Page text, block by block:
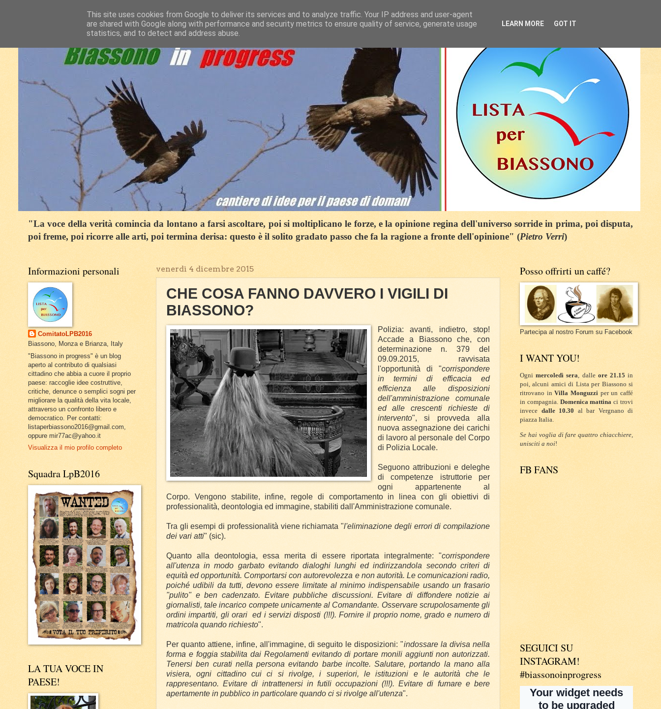
"La voce della verità comincia da lontano a farsi ascoltare, poi si moltiplicano le forze, e la opinione regina dell'universo sorride in prima, poi disputa,
poi freme, poi ricorre alle arti, poi termina derisa: questo è il solito gradato passo che fa la ragione a fronte dell'opinione" (Pietro Verri)
venerdì 4 dicembre 2015
CHE COSA FANNO DAVVERO I VIGILI DI
BIASSONO?
Polizia: avanti, indietro, stop!
Accade a Biassono che, con
determinazione n. 379 del
09.09.2015, ravvisata
l'opportunità di "corrispondere
in termini di efficacia ed
efficienza alle disposizioni
dell'amministrazione comunale
ed alle crescenti richieste di
intervento", si provveda alla
nuova assegnazione dei carichi
di lavoro al personale del Corpo
di Polizia Locale.
Seguono attribuzioni e deleghe
di competenze istruttorie per
ogni appartenente al
Corpo. Vengono stabilite, infine, regole di comportamento in linea con gli obiettivi di
professionalità, deontologia ed immagine, stabiliti dall'Amministrazione comunale.
Tra gli esempi di professionalità viene richiamata "l'eliminazione degli errori di compilazione
dei vari atti" (sic).
Quanto alla deontologia, essa merita di essere riportata integralmente: "corrispondere
all'utenza in modo garbato evitando dialoghi lunghi ed indirizzandola secondo criteri di
equità ed opportunità. Comportarsi con autorevolezza e non autorità. Le comunicazioni radio,
poiché udibili da tutti, devono essere limitate al minimo indispensabile usando un frasario
"pulito" e ben cadenzato. Evitare pubbliche discussioni. Evitare di diffondere notizie ai
giornalisti, tale incarico compete unicamente al Comandante. Osservare scrupolosamente gli
ordini impartiti, gli orari
ed i servizi disposti (!!!). Fornire il proprio nome, grado e numero di
matricola quando richiesto".
Per quanto attiene, infine, all'immagine, di seguito le disposizioni: "indossare la divisa nella
forma e foggia stabilita dai Regolamenti evitando di portare monili aggiunti non autorizzati.
Tenersi ben curati nella persona evitando barbe incolte. Salutare, portando la mano alla
visiera, ogni cittadino cui ci si rivolge, i superiori, le istituzioni e le autorità che le
rappresentano. Evitare di intrattenersi in futili occupazioni (!!!). Evitare di fumare e bere
apertamente in pubblico in particolare quando ci si rivolge all'utenza".
Informazioni personali
ComitatoLPB2016
Biassono, Monza e Brianza, Italy
"Biassono in progress" è un blog
aperto al contributo di qualsiasi
cittadino che abbia a cuore il proprio
paese: raccoglie idee costruttive,
critiche, denunce o semplici sogni per
migliorare la qualità della vita locale,
attraverso un confronto libero e
democratico. Per contatti:
listaperbiassono2016@gmail.com,
oppure mir77ac@yahoo.it
Visualizza il mio profilo completo
Squadra LpB2016
LA TUA VOCE IN
PAESE!
Posso offrirti un caffé?
Partecipa al nostro Forum su Facebook
I WANT YOU!
Ognimercoledì sera , dalle ore 21.15 in
poi, alcuni amici di Lista per Biassono si
ritrovano inVilla Monguzzi per un caffé
in compagnia. Domenica mattina ci trovi
invece dalle 10.30 al bar Vergnano di
piazza Italia.
Se hai voglia di fare quattro chiacchiere,
unisciti a noi!
FB FANS
SEGUICI SU
INSTAGRAM!
#biassonoinprogress
This site uses cookies from Google to deliver its services and to analyze traffic. Your IP address and user-agent
are shared with Google along with performance and security metrics to ensure quality of service, generate usage
statistics, and to detect and address abuse.
LEARN MORE GOT IT